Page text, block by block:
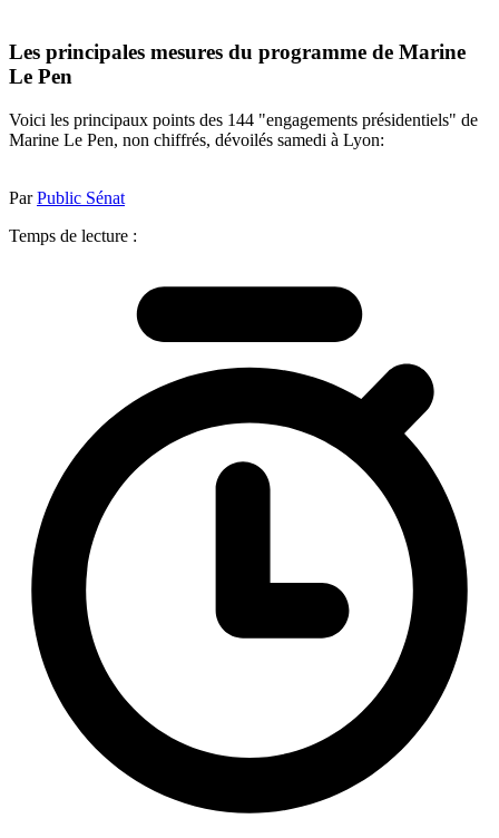
Les principales mesures du programme de Marine
Le Pen
Voici les principaux points des 144 "engagements présidentiels" de
Marine Le Pen, non chiffrés, dévoilés samedi à Lyon:
ParPublic Sénat
Temps de lecture :